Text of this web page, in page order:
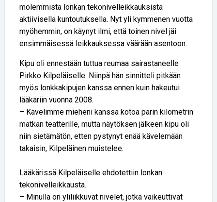
molemmista lonkan tekonivelleikkauksista
aktiivisella kuntoutuksella. Nyt yli kymmenen vuotta
myöhemmin, on käynyt ilmi, että toinen nivel jäi
ensimmäisessä leikkauksessa väärään asentoon.
Kipu oli ennestään tuttua reumaa sairastaneelle
Pirkko Kilpeläiselle. Niinpä hän sinnitteli pitkään
myös lonkkakipujen kanssa ennen kuin hakeutui
lääkäriin vuonna 2008.
– Kävelimme mieheni kanssa kotoa parin kilometrin
matkan teatterille, mutta näytöksen jälkeen kipu oli
niin sietämätön, etten pystynyt enää kävelemään
takaisin, Kilpeläinen muistelee.
Lääkärissä Kilpeläiselle ehdotettiin lonkan
tekonivelleikkausta.
– Minulla on yliliikkuvat nivelet, jotka vaikeuttivat